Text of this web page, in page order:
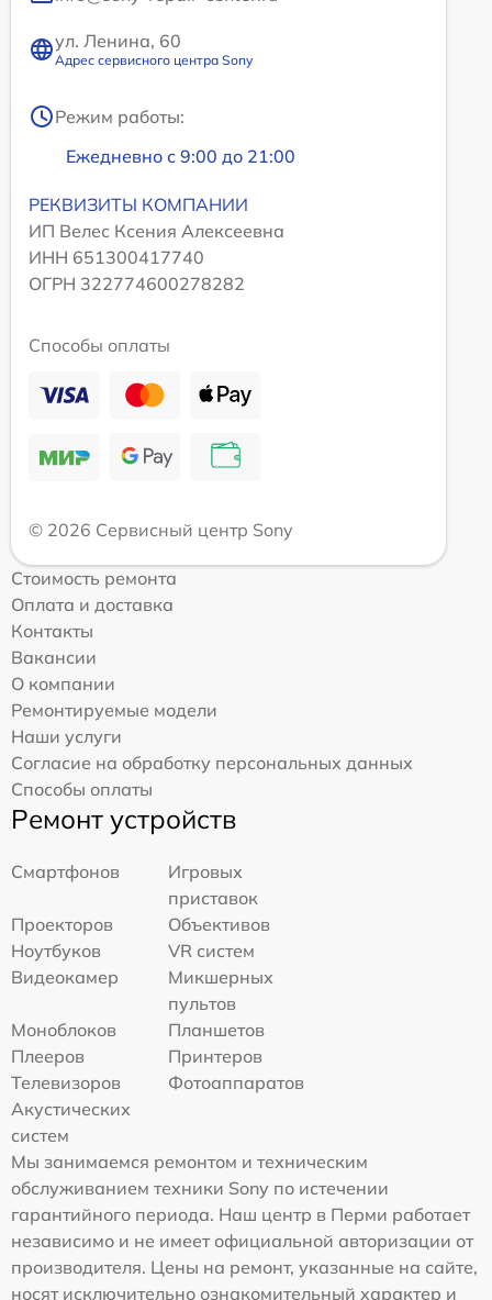
ул. Ленина, 60
Адрес сервисного центра Sony
Режим работы:
Ежедневно с 9:00 до 21:00
РЕКВИЗИТЫ КОМПАНИИ
ИП Велес Ксения Алексеевна
ИНН 651300417740
ОГРН 322774600278282
Способы оплаты
© 2026 Сервисный центр Sony
Стоимость ремонта
Оплата и доставка
Контакты
Вакансии
О компании
Ремонтируемые модели
Наши услуги
Согласие на обработку персональных данных
Способы оплаты
Ремонт устройств
Смартфонов
Игровых
приставок
Проекторов
Объективов
Ноутбуков
VR систем
Видеокамер
Микшерных
пультов
Моноблоков
Планшетов
Плееров
Принтеров
Телевизоров
Фотоаппаратов
Акустических
систем
Мы занимаемся ремонтом и техническим
обслуживанием техники Sony по истечении
гарантийного периода. Наш центр в Перми работает
независимо и не имеет официальной авторизации от
производителя. Цены на ремонт, указанные на сайте,
носят исключительно ознакомительный характер и